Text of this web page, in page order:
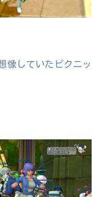
像していたピクニッ